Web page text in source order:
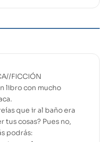
FICCIÓN
libro con mucho
que ir al baño era
tus cosas? Pues no,
podrás: